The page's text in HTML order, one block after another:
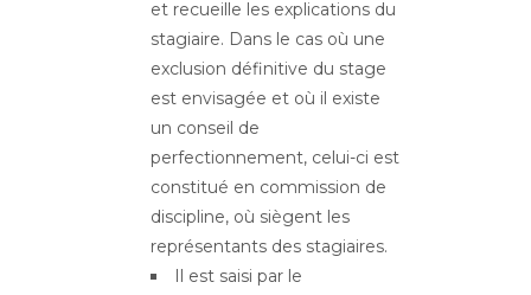
et recueille les explications du
stagiaire. Dans le cas où une
exclusion définitive du stage
est envisagée et où il existe
un conseil de
perfectionnement, celui-ci est
constitué en commission de
discipline, où siègent les
représentants des stagiaires.
Il est saisi par le